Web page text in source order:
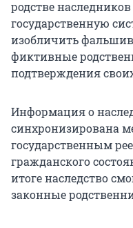
родстве
государственную
изобличить
фиктивные
подтверждения
Информация о
синхронизирована
государственным
гражданского
итоге наследство
законные